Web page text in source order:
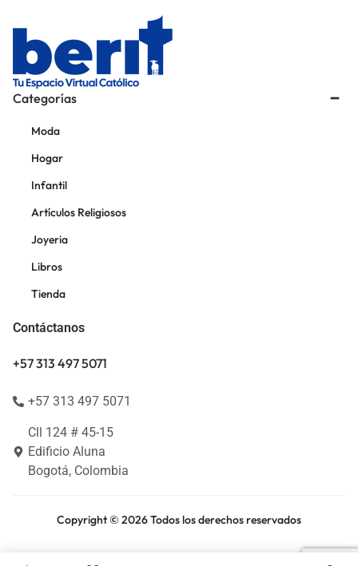
Categorías
Moda
Hogar
Infantil
Artículos Religiosos
Joyeria
Libros
Tienda
Contáctanos
+57 313 497 5071
+57 313 497 5071
Cll 124 # 45-15
Edificio Aluna
Bogotá, Colombia
Copyright © 2026 Todos los derechos reservados